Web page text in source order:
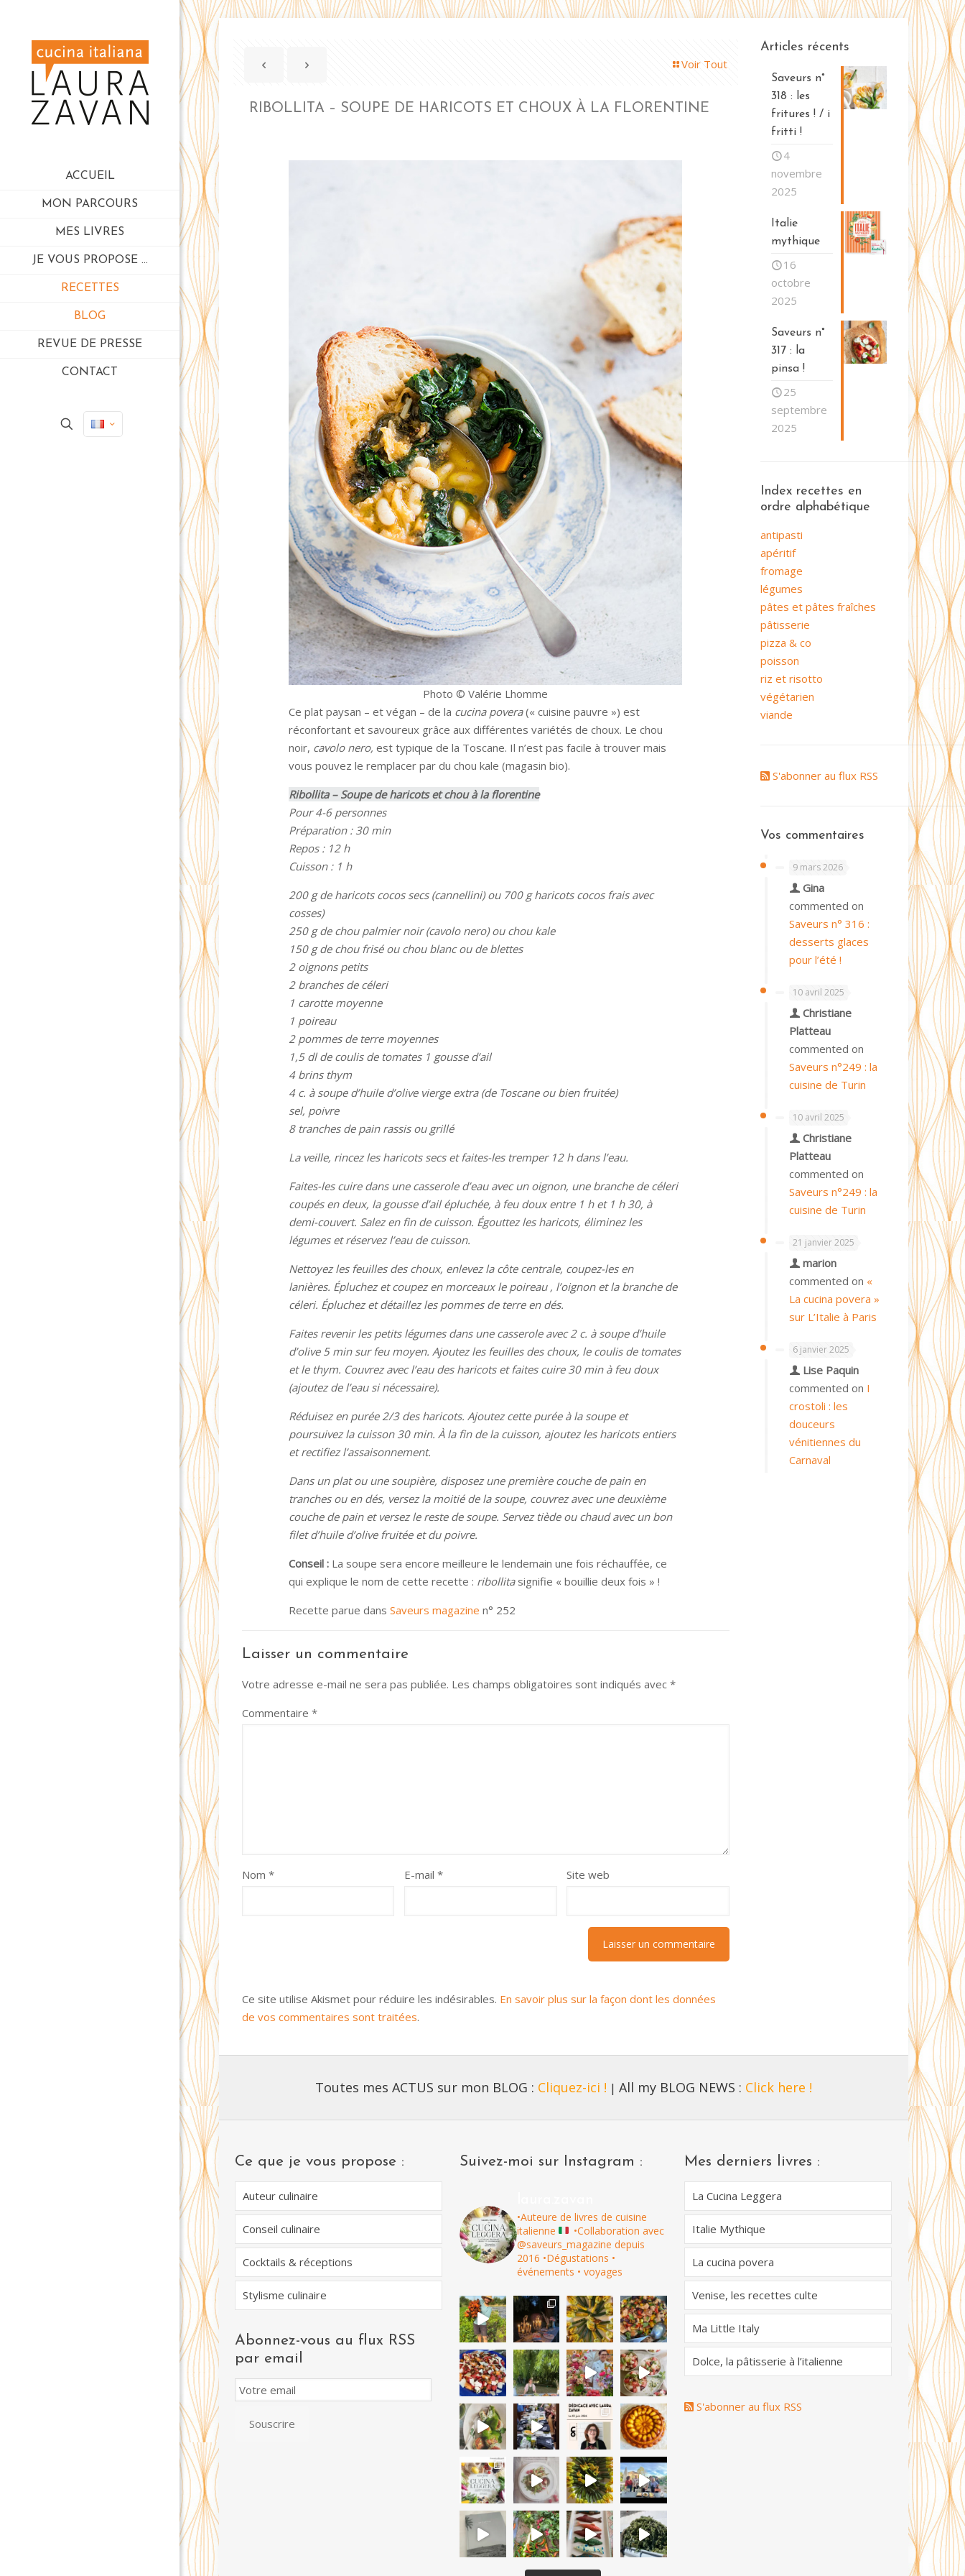
ACCUEIL
MON PARCOURS
MES LIVRES
JE VOUS PROPOSE …
RECETTES
BLOG
REVUE DE PRESSE
CONTACT
Voir Tout
RIBOLLITA – SOUPE DE HARICOTS ET CHOUX À LA FLORENTINE
Photo © Valérie Lhomme
Ce plat paysan – et végan – de la cucina povera(« cuisine pauvre ») est
réconfortant et savoureux grâce aux différentes variétés de choux. Le chou
noir, cavolo nero, est typique de la Toscane. Il n’est pas facile à trouver mais
vous pouvez le remplacer par du chou kale (magasin bio).
Ribollita – Soupe de haricots et chou à la florentine
Pour 4-6 personnes
Préparation : 30 min
Repos : 12 h
Cuisson : 1 h
200 g de haricots cocos secs (cannellini) ou 700 g haricots cocos frais avec
cosses)
250 g de chou palmier noir (cavolo nero) ou chou kale
150 g de chou frisé ou chou blanc ou de blettes
2 oignons petits
2 branches de céleri
1 carotte moyenne
1 poireau
2 pommes de terre moyennes
1,5 dl de coulis de tomates 1 gousse d’ail
4 brins thym
4 c. à soupe d’huile d’olive vierge extra (de Toscane ou bien fruitée)
sel, poivre
8 tranches de pain rassis ou grillé
La veille, rincez les haricots secs et faites-les tremper 12 h dans l’eau.
Faites-les cuire dans une casserole d’eau avec un oignon, une branche de céleri
coupés en deux, la gousse d’ail épluchée, à feu doux entre 1 h et 1 h 30, à
demi-couvert. Salez en fin de cuisson. Égouttez les haricots, éliminez les
légumes et réservez l’eau de cuisson.
Nettoyez les feuilles des choux, enlevez la côte centrale, coupez-les en
lanières. Épluchez et coupez en morceaux le poireau , l’oignon et la branche de
céleri. Épluchez et détaillez les pommes de terre en dés.
Faites revenir les petits légumes dans une casserole avec 2 c. à soupe d’huile
d’olive 5 min sur feu moyen. Ajoutez les feuilles des choux, le coulis de tomates
et le thym. Couvrez avec l’eau des haricots et faites cuire 30 min à feu doux
(ajoutez de l’eau si nécessaire).
Réduisez en purée 2/3 des haricots. Ajoutez cette purée à la soupe et
poursuivez la cuisson 30 min. À la fin de la cuisson, ajoutez les haricots entiers
et rectifiez l’assaisonnement.
Dans un plat ou une soupière, disposez une première couche de pain en
tranches ou en dés, versez la moitié de la soupe, couvrez avec une deuxième
couche de pain et versez le reste de soupe. Servez tiède ou chaud avec un bon
filet d’huile d’olive fruitée et du poivre.
Conseil :La soupe sera encore meilleure le lendemain une fois réchauffée, ce
qui explique le nom de cette recette : ribollitasignifie « bouillie deux fois » !
Recette parue dans Saveurs magazine n° 252
Laisser un commentaire
Votre adresse e-mail ne sera pas publiée. Les champs obligatoires sont indiqués avec *
Commentaire *
Nom * E-mail * Site web
Ce site utilise Akismet pour réduire les indésirables. En savoir plus sur la façon dont les données
de vos commentaires sont traitées.
Articles récents
Saveurs n°
318 : les
fritures ! / i
fritti !
4
novembre
2025
Italie
mythique
16
octobre
2025
Saveurs n°
317 : la
pinsa !
25
septembre
2025
Index recettes en
ordre alphabétique
antipasti
apéritif
fromage
légumes
pâtes et pâtes fraîches
pâtisserie
pizza & co
poisson
riz et risotto
végétarien
viande
S'abonner au flux RSS
Vos commentaires
9 mars 2026
Gina
commented on
Saveurs n° 316 :
desserts glaces
pour l’été !
10 avril 2025
Christiane
Platteau
commented on
Saveurs n°249 : la
cuisine de Turin
10 avril 2025
Christiane
Platteau
commented on
Saveurs n°249 : la
cuisine de Turin
21 janvier 2025
marion
commented on «
La cucina povera »
sur L’Italie à Paris
6 janvier 2025
Lise Paquin
commented on I
crostoli : les
douceurs
vénitiennes du
Carnaval
Toutes mes ACTUS sur mon BLOG : Cliquez-ici ! | All my BLOG NEWS : Click here !
Ce que je vous propose :
Auteur culinaire
Conseil culinaire
Cocktails & réceptions
Stylisme culinaire
Abonnez-vous au flux RSS
par email
Email
Subscription
Souscrire
Suivez-moi sur Instagram :
•Auteure de livres de cuisine
italienne
•Collaboration avec
@saveurs_magazine depuis
2016 •Dégustations •
événements • voyages
Mes derniers livres :
La Cucina Leggera
Italie Mythique
La cucina povera
Venise, les recettes culte
Ma Little Italy
Dolce, la pâtisserie à l’italienne
S'abonner au flux RSS